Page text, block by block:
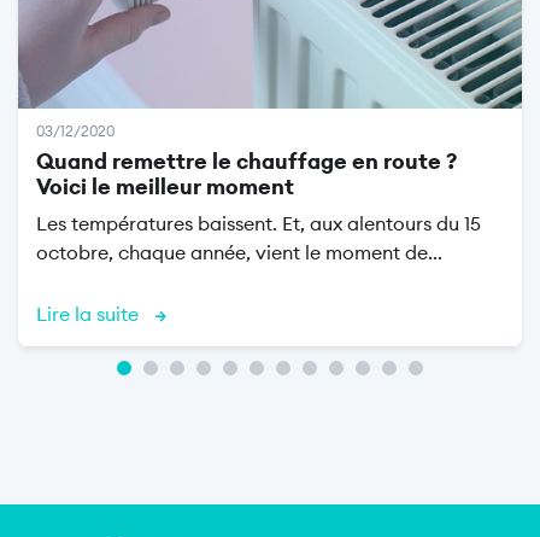
03/12/2020
Quand remettre le chauffage en route ?
Voici le meilleur moment
Les températures baissent. Et, aux alentours du 15
octobre, chaque année, vient le moment de...
Lire la suite